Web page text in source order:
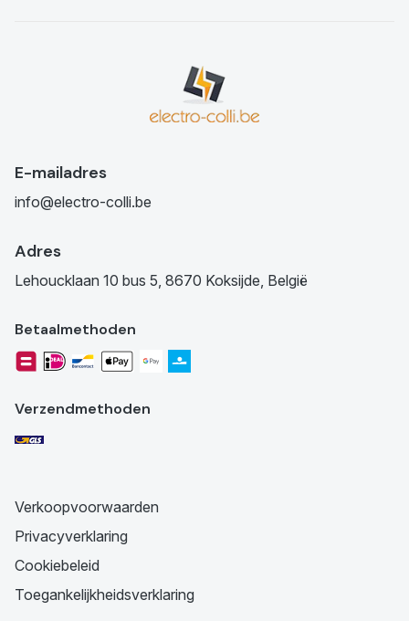
E-mailadres
info@electro-colli.be
Adres
Lehoucklaan 10 bus 5, 8670 Koksijde, België
Betaalmethoden
Verzendmethoden
Verkoopvoorwaarden
Privacyverklaring
Cookiebeleid
Toegankelijkheidsverklaring